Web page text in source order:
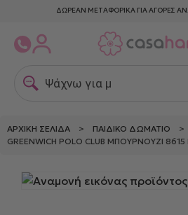
ΔΩΡΕΑΝ ΜΕΤΑΦΟΡΙΚΑ ΓΙΑ ΑΓΟΡΕΣ
Ψάχνω για μετ
ΑΡΧΙΚΉ ΣΕΛΊΔΑ > ΠΑΙΔΙΚΌ ΔΩΜΆΤΙΟ >
GREENWICH POLO CLUB ΜΠΟΥΡΝΟΥΖΙ 8615